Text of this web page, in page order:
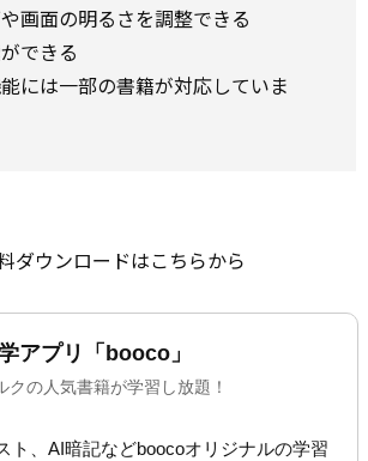
画面の明るさを調整できる
できる
には一部の書籍が対応していま
ウンロードはこちらから